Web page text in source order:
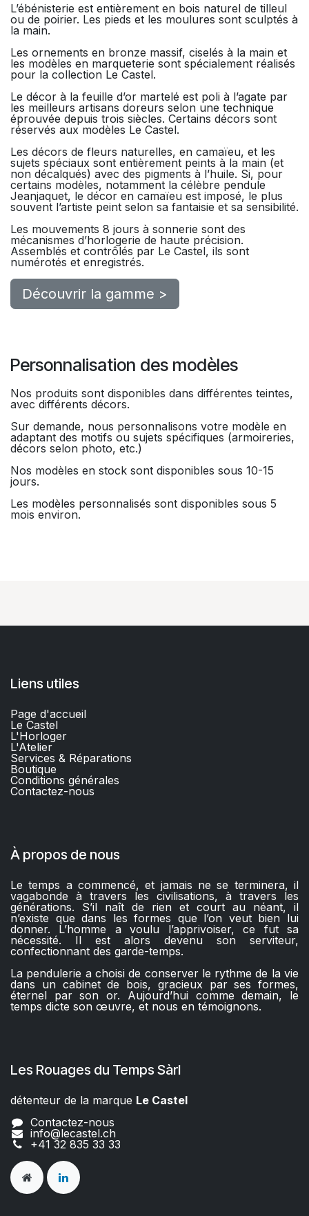
L’ébénisterie est entièrement en bois naturel de tilleul
ou de poirier. Les pieds et les moulures sont sculptés à
la main.
Les ornements en bronze massif, ciselés à la main et
les modèles en marqueterie sont spécialement réalisés
pour la collection Le Castel.
Le décor à la feuille d’or martelé est poli à l’agate par
les meilleurs artisans doreurs selon une technique
éprouvée depuis trois siècles. Certains décors sont
réservés aux modèles Le Castel.
Les décors de fleurs naturelles, en camaïeu, et les
sujets spéciaux sont entièrement peints à la main (et
non décalqués) avec des pigments à l’huile. Si, pour
certains modèles, notamment la célèbre pendule
Jeanjaquet, le décor en camaïeu est imposé, le plus
souvent l’artiste peint selon sa fantaisie et sa sensibilité.
Les mouvements 8 jours à sonnerie sont des
mécanismes d’horlogerie de haute précision.
Assemblés et contrôlés par Le Castel, ils sont
numérotés et enregistrés.
Découvrir la gamme >
Personnalisation des modèles
Nos produits sont disponibles dans différentes teintes,
avec différents décors.
Sur demande, nous personnalisons votre modèle en
adaptant des motifs ou sujets spécifiques (armoireries,
décors selon photo, etc.)
Nos modèles en stock sont disponibles sous 10-15
jours.
Les modèles personnalisés sont disponibles sous 5
mois environ.
Liens utiles
Page d'accueil
Le Castel
L'Horloger
L'Atelier
Services & Réparations
Boutique
Conditions générales
Contactez-nous​
À propos de nous
Le temps a commencé, et jamais ne se terminera, il
vagabonde à travers les civilisations, à travers les
générations. S’il naît de rien et court au néant, il
n’existe que dans les formes que l’on veut bien lui
donner. L’homme a voulu l’apprivoiser, ce fut sa
nécessité. Il est alors devenu son serviteur,
confectionnant des garde-temps.
La pendulerie a choisi de conserver le rythme de la vie
dans un cabinet de bois, gracieux par ses formes,
éternel par son or. Aujourd’hui comme demain, le
temps dicte son œuvre, et nous en témoignons.
Les Rouages du Temps Sàrl
détenteur de la marque Le Castel​​
Contactez-nous
info@lecastel.ch
+41 32 835 33 33